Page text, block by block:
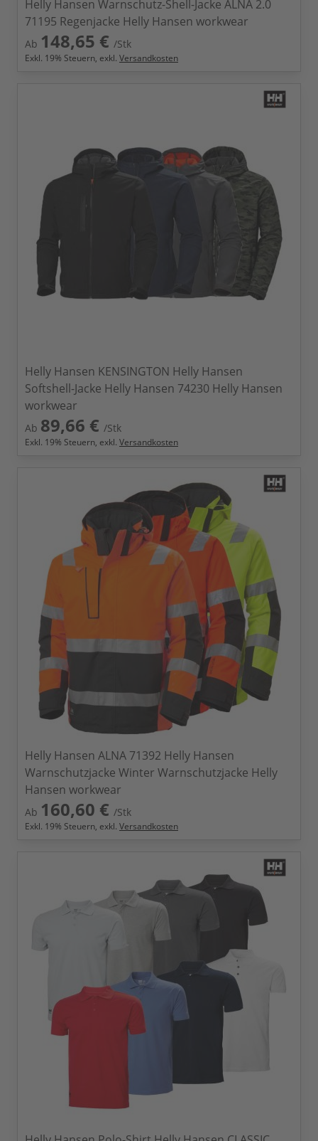
Helly Hansen Warnschutz-Shell-Jacke ALNA 2.0
71195 Regenjacke Helly Hansen workwear
Ab 148,65 € /Stk
Exkl. 19% Steuern, exkl. Versandkosten
Helly Hansen KENSINGTON Helly Hansen
Softshell-Jacke Helly Hansen 74230 Helly Hansen
workwear
Ab 89,66 € /Stk
Exkl. 19% Steuern, exkl. Versandkosten
Helly Hansen ALNA 71392 Helly Hansen
Warnschutzjacke Winter Warnschutzjacke Helly
Hansen workwear
Ab 160,60 € /Stk
Exkl. 19% Steuern, exkl. Versandkosten